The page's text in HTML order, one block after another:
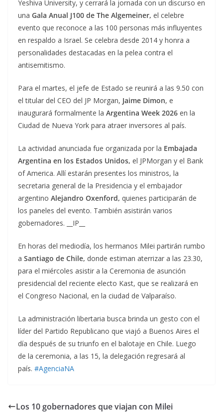
Yeshiva University, y cerrará la jornada con un discurso en
una Gala Anual J100 de The Algemeiner, el celebre
evento que reconoce a las 100 personas más influyentes
en respaldo a Israel. Se celebra desde 2014 y honra a
personalidades destacadas en la pelea contra el
antisemitismo.
Para el martes, el jefe de Estado se reunirá a las 9.50 con
el titular del CEO del JP Morgan, Jaime Dimon, e
inaugurará formalmente la Argentina Week 2026 en la
Ciudad de Nueva York para atraer inversores al país.
La actividad anunciada fue organizada por la Embajada
Argentina en los Estados Unidos, el JPMorgan y el Bank
of America. Allí estarán presentes los ministros, la
secretaria general de la Presidencia y el embajador
argentino Alejandro Oxenford, quienes participarán de
los paneles del evento. También asistirán varios
gobernadores. __IP__
En horas del mediodía, los hermanos Milei partirán rumbo
a Santiago de Chile, donde estiman aterrizar a las 23.30,
para el miércoles asistir a la Ceremonia de asunción
presidencial del reciente electo Kast, que se realizará en
el Congreso Nacional, en la ciudad de Valparaíso.
La administración libertaria busca brinda un gesto con el
líder del Partido Republicano que viajó a Buenos Aires el
día después de su triunfo en el balotaje en Chile. Luego
de la ceremonia, a las 15, la delegación regresará al
país. #AgenciaNA
Los 10 gobernadores que viajan con Milei